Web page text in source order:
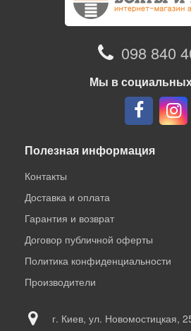
098 840
Мы в
Полезная информация
Контакты
Доставка и оплата
Гарантия и возврат
Договор публичной оферты
Политика конфиденциальности
Производители
г. Киев, ул. Новомостицкая,